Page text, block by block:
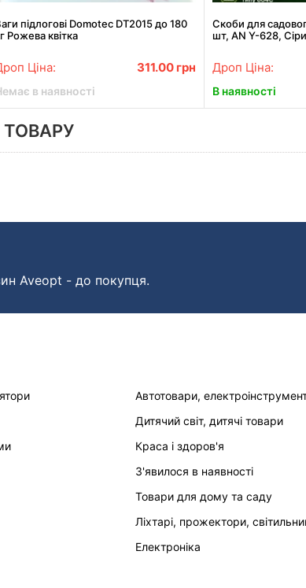
підлогові Domotec DT2015 до 180
Рожева квітка
Ціна: 311.00 грн
в наявності
Скоби для
шт, AN Y-628,
Дроп Ціна:
В наявності
ТОВАРУ
Aveopt - до покупця.
Автотовари,
Дитячий світ, дитячі товари
Краса і здоров'я
З'явилося в наявності
Товари для дому та саду
Ліхтарі, прожектори,
Електроніка